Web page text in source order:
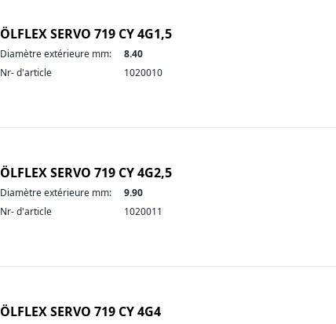
ÖLFLEX SERVO 719 CY 4G1,5
Diamètre extérieure mm:
8.40
Nr- d'article
1020010
ÖLFLEX SERVO 719 CY 4G2,5
Diamètre extérieure mm:
9.90
Nr- d'article
1020011
ÖLFLEX SERVO 719 CY 4G4